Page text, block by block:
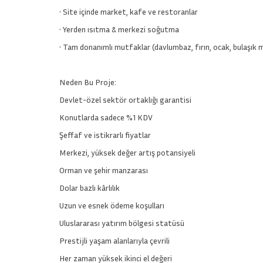
• Site içinde market, kafe ve restoranlar
• Yerden ısıtma & merkezi soğutma
• Tam donanımlı mutfaklar (davlumbaz, fırın, ocak, bulaşık
Neden Bu Proje:
Devlet-özel sektör ortaklığı garantisi
Konutlarda sadece %1 KDV
Şeffaf ve istikrarlı fiyatlar
Merkezi, yüksek değer artış potansiyeli
Orman ve şehir manzarası
Dolar bazlı kârlılık
Uzun ve esnek ödeme koşulları
Uluslararası yatırım bölgesi statüsü
Prestijli yaşam alanlarıyla çevrili